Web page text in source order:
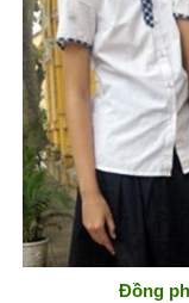
Đồng